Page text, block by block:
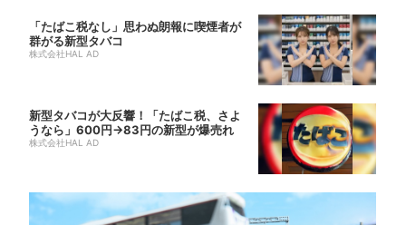
「たばこ税なし」思わぬ朗報に喫煙者が
群がる新型タバコ
株式会社HAL AD
新型タバコが大反響！「たばこ税、さよ
うなら」600円→83円の新型が爆売れ
株式会社HAL AD